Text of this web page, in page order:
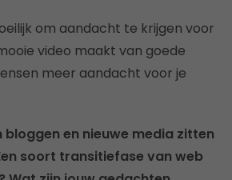
om aandacht te krijgen voor
video maakt van goede
meer aandacht voor je
bloggen en nieuwe media zitten
soort transitiefase van web